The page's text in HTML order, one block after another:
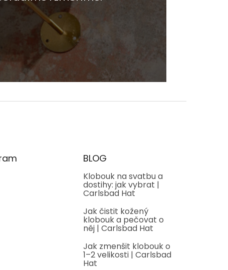
BLOG
Klobouk na svatbu a
dostihy: jak vybrat |
Carlsbad Hat
Jak čistit kožený
klobouk a pečovat o
něj | Carlsbad Hat
Jak zmenšit klobouk o
1–2 velikosti | Carlsbad
Hat